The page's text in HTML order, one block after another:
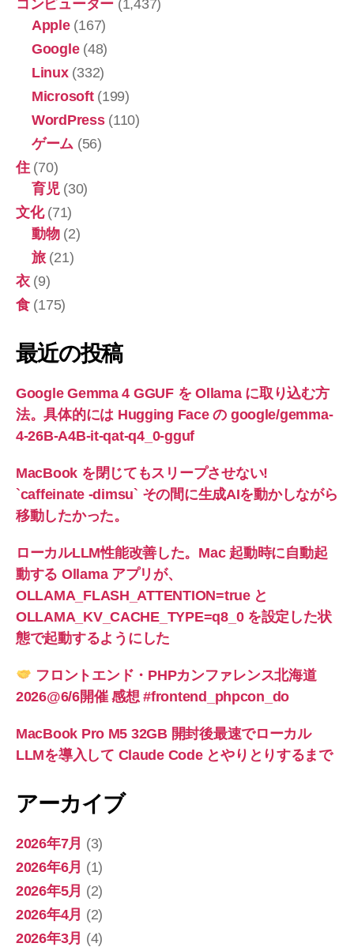
コンピューター (1,437)
Apple(167)
Google(48)
Linux(332)
Microsoft(199)
WordPress(110)
ゲーム (56)
住(70)
育児(30)
文化(71)
動物(2)
旅(21)
衣(9)
食(175)
最近の投稿
Google Gemma 4 GGUF を Ollama に取り込む方
法。具体的には Hugging Face の google/gemma-
4-26B-A4B-it-qat-q4_0-gguf
MacBook を閉じてもスリープさせない!
`caffeinate -dimsu` その間に生成AIを動かしながら
移動したかった。
ローカルLLM性能改善した。Mac 起動時に自動起
動する Ollama アプリが、
OLLAMA_FLASH_ATTENTION=true と
OLLAMA_KV_CACHE_TYPE=q8_0 を設定した状
態で起動するようにした
フロントエンド・PHPカンファレンス北海道
2026@6/6開催 感想 #frontend_phpcon_do
MacBook Pro M5 32GB 開封後最速でローカル
LLMを導入して Claude Code とやりとりするまで
アーカイブ
2026年7月 (3)
2026年6月 (1)
2026年5月 (2)
2026年4月 (2)
2026年3月 (4)